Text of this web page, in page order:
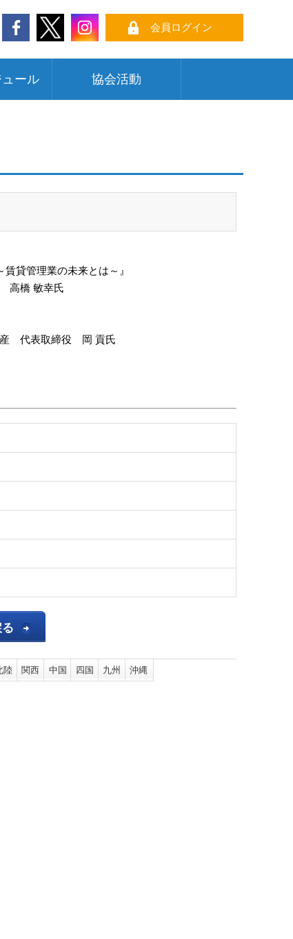
会員ログイン
ール 協会活動
貸管理業の未来とは～』
高橋 敏幸氏
産 代表取締役 岡 貢氏
陸 関西 中国 四国 九州 沖縄